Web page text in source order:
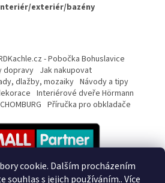
cookie. Dalším procházením
s jejich používáním.. Více
exteriér/bazény
- Pobočka Bohuslavice
dopravy Jak nakupovat
dlažby, mozaiky Návody a tipy
Interiérové dveře Hörmann
Příručka pro obkladače